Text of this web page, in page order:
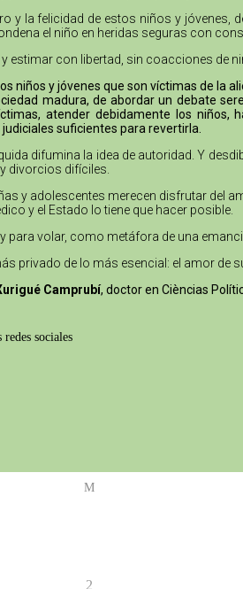
y la felicidad de estos niños y jóvenes,
el niño en heridas seguras con
estimar con libertad, sin coacciones de
niños y jóvenes que son víctimas de la
madura, de abordar un debate
atender debidamente los niños,
suficientes para revertirla.
difumina la idea de autoridad. Y
divorcios difíciles.
y adolescentes merecen disfrutar del
y el Estado lo tiene que hacer posible.
para volar, como metáfora de una
privado de lo más esencial: el amor de
Camprubí, doctor en Cièncias
sociales
M
2